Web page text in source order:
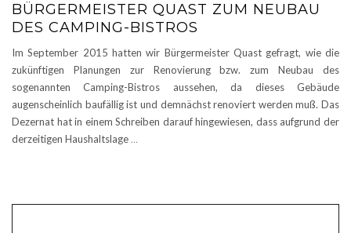
BÜRGERMEISTER QUAST ZUM NEUBAU
DES CAMPING-BISTROS
Im September 2015 hatten wir Bürgermeister Quast gefragt, wie die
zukünftigen Planungen zur Renovierung bzw. zum Neubau des
sogenannten Camping-Bistros aussehen, da dieses Gebäude
augenscheinlich baufällig ist und demnächst renoviert werden muß. Das
Dezernat hat in einem Schreiben darauf hingewiesen, dass aufgrund der
derzeitigen Haushaltslage …